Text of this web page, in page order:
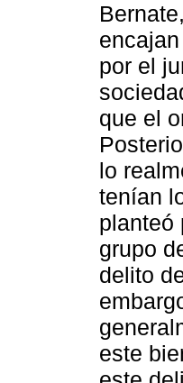
por el
que el
lo
tenían
planteó
grupo
delito
este